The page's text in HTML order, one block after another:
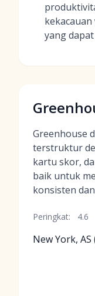
yang
Greenhouse
terstruktur
kartu skor,
baik untuk
konsisten
Peringkat: 4.6
New York, AS